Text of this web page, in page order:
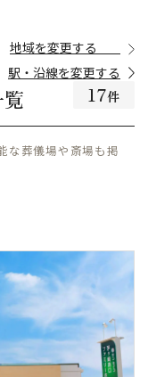
17件
駅・沿線を変更する
な葬儀場や斎場も掲